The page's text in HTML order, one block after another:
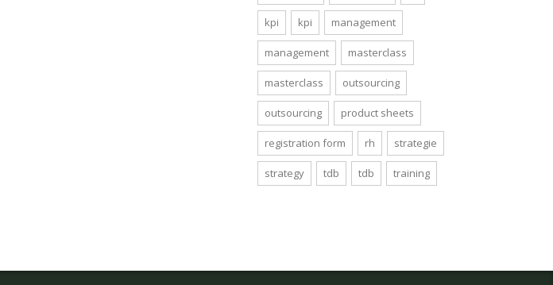
kpi kpi management
management masterclass
masterclass outsourcing
outsourcing product sheets
registration form rh strategie
strategy tdb tdb training